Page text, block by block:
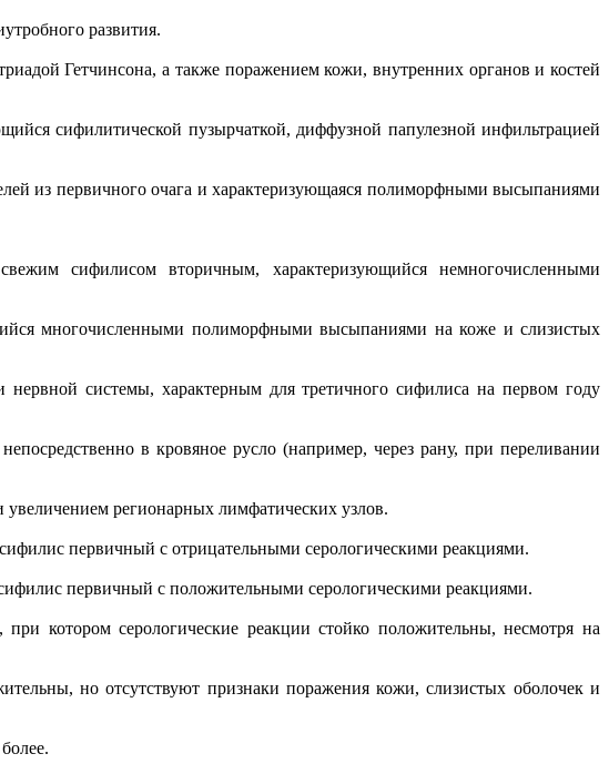
развития.
Гетчинсона, а также поражением кожи, внутренних органов и костей
сифилитической пузырчаткой, диффузной папулезной инфильтрацией
из первичного очага и характеризующаяся полиморфными высыпаниями
сифилисом вторичным, характеризующийся немногочисленными
многочисленными полиморфными высыпаниями на коже и слизистых
системы, характерным для третичного сифилиса на первом году
в кровяное русло (например, через рану, при переливании
увеличением регионарных лимфатических узлов.
первичный с отрицательными серологическими реакциями.
первичный с положительными серологическими реакциями.
котором серологические реакции стойко положительны, несмотря на
но отсутствуют признаки поражения кожи, слизистых оболочек и